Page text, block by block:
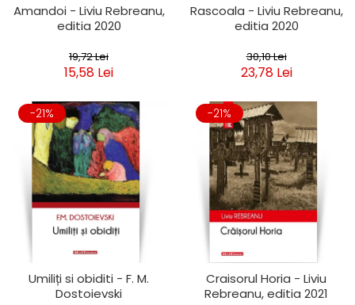
Amandoi - Liviu Rebreanu,
editia 2020
19,72 Lei
15,58 Lei
Rascoala - Liviu Rebreanu,
editia 2020
30,10 Lei
23,78 Lei
-21%
Umiliți si obiditi - F. M.
Dostoievski
-21%
Craisorul Horia - Liviu
Rebreanu, editia 2021